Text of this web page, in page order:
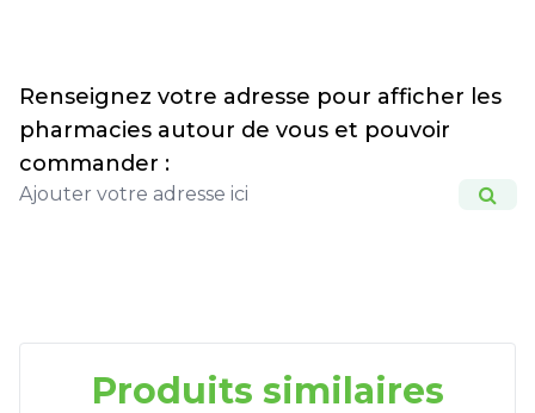
Renseignez votre adresse pour afficher les
pharmacies autour de vous et pouvoir
commander :
Produits similaires